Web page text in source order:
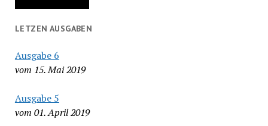
LETZEN AUSGABEN
Ausgabe 6
vom 15. Mai 2019
Ausgabe 5
vom 01. April 2019